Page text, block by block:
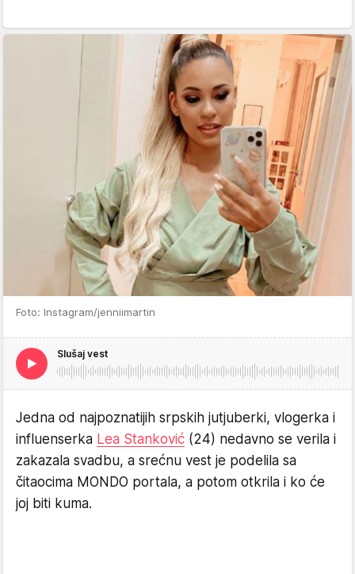
Foto: Instagram/jenniimartin
Slušaj vest
Jedna od najpoznatijih srpskih jutjuberki, vlogerka i
influenserka Lea Stanković (24) nedavno se verila i
zakazala svadbu, a srećnu vest je podelila sa
čitaocima MONDO portala, a potom otkrila i ko će
joj biti kuma.